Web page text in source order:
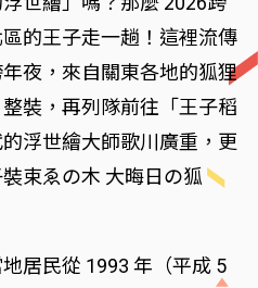
的王子走一趟！這裡流傳
夜，來自關東各地的狐狸
裝，再列隊前往「王子稻
浮世繪大師歌川廣重，更
束ゑの木 大晦日の狐
居民從 1993 年（平成 5